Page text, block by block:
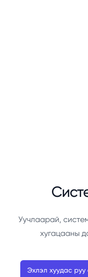
Уучлаарай,
хугацааны
Эхлэл хуудас руу